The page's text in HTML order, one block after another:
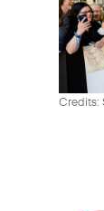
Credits: